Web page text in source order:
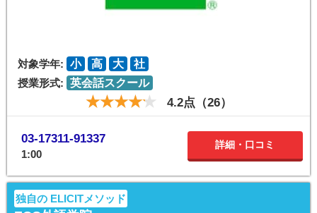
対象学年: 小 高 大
社
授業形式: 英会話スクール
4.2点（26）
03-17311-91337
1:00
詳細・口コミ
独自の ELICITメソッド